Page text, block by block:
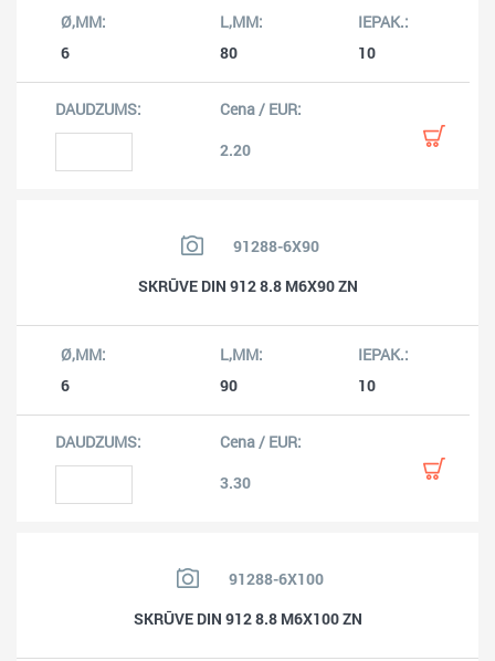
6 80 10
2.20
91288-6X90
SKRŪVE DIN 912 8.8 M6X90 ZN
6 90 10
3.30
91288-6X100
SKRŪVE DIN 912 8.8 M6X100 ZN